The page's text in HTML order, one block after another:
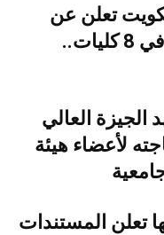
تعلن عن
حاجتها لأعضاء هيئة تدريس في 8 كليات..
الجيزة العالي
لأعضاء هيئة
تعلن المستندات